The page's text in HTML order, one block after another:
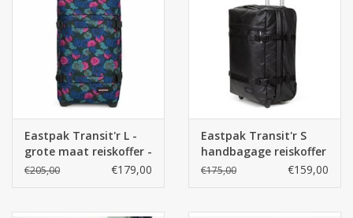
Eastpak Transit'r L -
grote maat reiskoffer -
Mystical Dark
€205,00 €179,00
Eastpak Transit'r S
handbagage reiskoffer
- Tarp Black
€175,00 €159,00